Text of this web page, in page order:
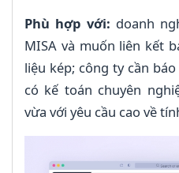
Phù hợp với: doanh
MISA và muốn liên kết
liệu kép; công ty cần
có kế toán chuyên
vừa với yêu cầu cao về